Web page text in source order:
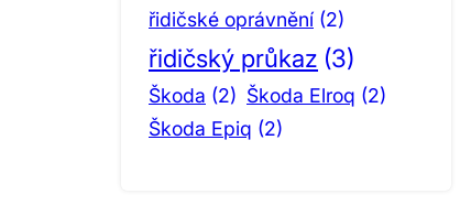
řidičské oprávnění (2)
řidičský průkaz (3)
Škoda (2) Škoda Elroq (2)
Škoda Epiq (2)